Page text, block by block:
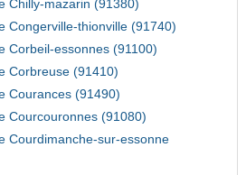
Chilly-mazarin (91380)
Congerville-thionville (91740)
Corbeil-essonnes (91100)
Corbreuse (91410)
Courances (91490)
Courcouronnes (91080)
Courdimanche-sur-essonne